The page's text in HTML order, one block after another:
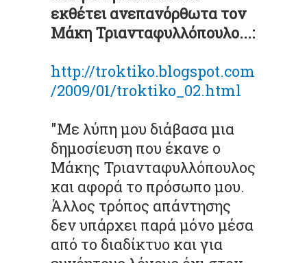
εκθέτει ανεπανόρθωτα τον
Μάκη Τριανταφυλλόπουλο...:
http://troktiko.blogspot.com
/2009/01/troktiko_02.html
"Με λύπη μου διάβασα μια
δημοσίευση που έκανε ο
Μάκης Τριανταφυλλόπουλος
και αφορά το πρόσωπο μου.
Άλλος τρόπος απάντησης
δεν υπάρχει παρά μόνο μέσα
από το διαδίκτυο και για